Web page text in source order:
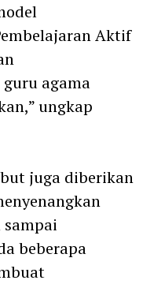
Aktif
guru agama
ungkap
juga diberikan
beberapa